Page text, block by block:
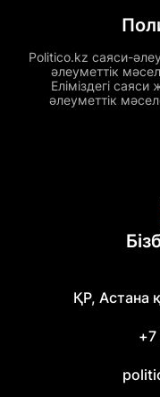
Politico.kz саяси-
әлеуметтік
Еліміздегі
әлеуметтік
ҚР, Астана
+7